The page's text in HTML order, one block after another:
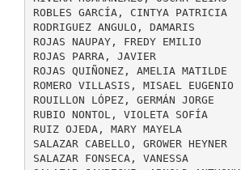
ROBLES GARCÍA, CINTYA PATRICIA
RODRIGUEZ ANGULO, DAMARIS
ROJAS NAUPAY, FREDY EMILIO
ROJAS PARRA, JAVIER
ROJAS QUIÑONEZ, AMELIA MATILDE
ROMERO VILLASIS, MISAEL EUGENIO
ROUILLON LÓPEZ, GERMÁN JORGE
RUBIO NONTOL, VIOLETA SOFÍA
RUIZ OJEDA, MARY MAYELA
SALAZAR CABELLO, GROWER HEYNER
SALAZAR FONSECA, VANESSA